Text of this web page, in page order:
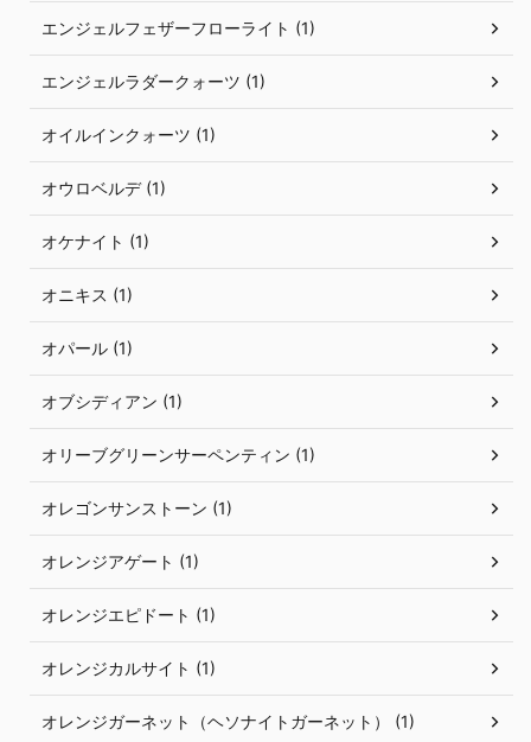
エンジェルフェザーフローライト (1)
エンジェルラダークォーツ (1)
オイルインクォーツ (1)
オウロベルデ (1)
オケナイト (1)
オニキス (1)
オパール (1)
オブシディアン (1)
オリーブグリーンサーペンティン (1)
オレゴンサンストーン (1)
オレンジアゲート (1)
オレンジエピドート (1)
オレンジカルサイト (1)
オレンジガーネット（ヘソナイトガーネット） (1)